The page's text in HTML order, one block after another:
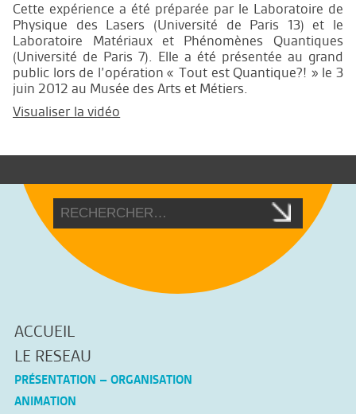
Cette expérience a été préparée par le Laboratoire de
Physique des Lasers (Université de Paris 13) et le
Laboratoire Matériaux et Phénomènes Quantiques
(Université de Paris 7). Elle a été présentée au grand
public lors de l’opération « Tout est Quantique?! » le 3
juin 2012 au Musée des Arts et Métiers.
Visualiser la vidéo
ACCUEIL
LE RESEAU
PRÉSENTATION – ORGANISATION
ANIMATION